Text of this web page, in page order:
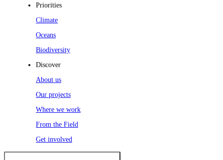
Priorities
Climate
Oceans
Biodiversity
Discover
About us
Our projects
Where we work
From the Field
Get involved